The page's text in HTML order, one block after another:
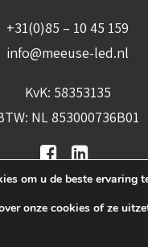
+31(0)85 – 10 45 159
info@meeuse-led.nl
KvK: 58353135
NL 853000736B01
om u de beste ervaring
onze cookies of ze